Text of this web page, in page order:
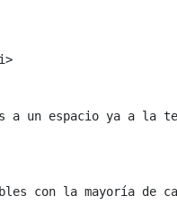
a un espacio ya a la
con la mayoría de